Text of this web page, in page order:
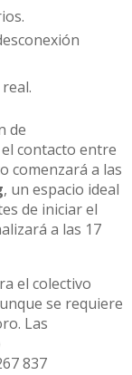
de
contacto entre
comenzará a las
, un espacio ideal
de iniciar el
a las 17
el colectivo
se requiere
Las
837